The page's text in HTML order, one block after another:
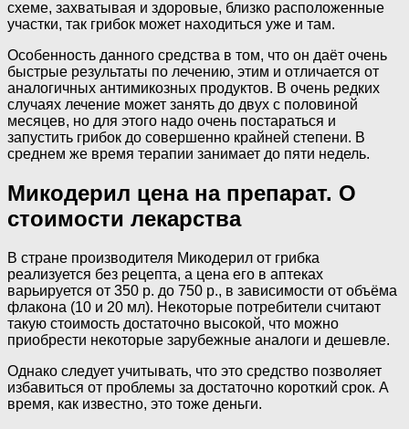
схеме, захватывая и здоровые, близко расположенные
участки, так грибок может находиться уже и там.
Особенность данного средства в том, что он даёт очень
быстрые результаты по лечению, этим и отличается от
аналогичных антимикозных продуктов. В очень редких
случаях лечение может занять до двух с половиной
месяцев, но для этого надо очень постараться и
запустить грибок до совершенно крайней степени. В
среднем же время терапии занимает до пяти недель.
Микодерил цена на препарат. О
стоимости лекарства
В стране производителя Микодерил от грибка
реализуется без рецепта, а цена его в аптеках
варьируется от 350 р. до 750 р., в зависимости от объёма
флакона (10 и 20 мл). Некоторые потребители считают
такую стоимость достаточно высокой, что можно
приобрести некоторые зарубежные аналоги и дешевле.
Однако следует учитывать, что это средство позволяет
избавиться от проблемы за достаточно короткий срок. А
время, как известно, это тоже деньги.